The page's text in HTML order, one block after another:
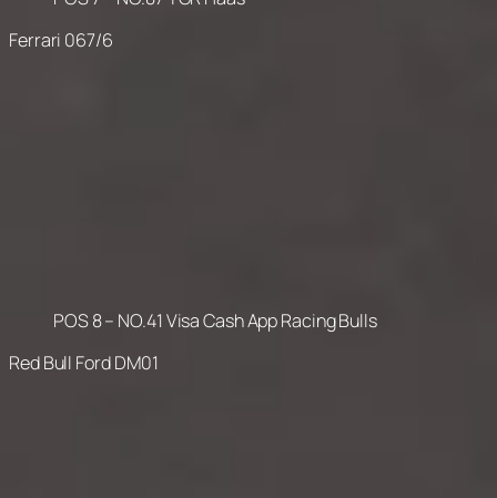
Ferrari 067/6
POS 8 – NO.41 Visa Cash App Racing Bulls
Red Bull Ford DM01